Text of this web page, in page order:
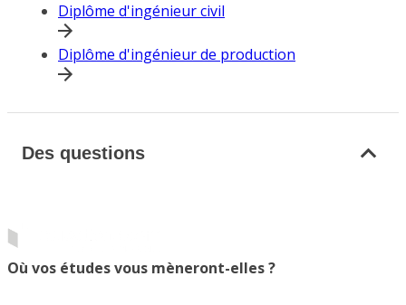
Diplôme d'ingénieur civil
Diplôme d'ingénieur de production
Des questions
Où vos études vous mèneront-elles ?